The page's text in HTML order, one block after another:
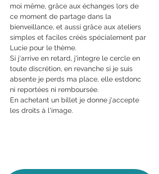
moi même, grâce aux échanges lors de
ce moment de partage dans la
bienveillance, et aussi grâce aux ateliers
simples et faciles créés spécialement par
Lucie pour le thème.
Si j'arrive en retard, j'integre le cercle en
toute discrétion, en revanche si je suis
absente je perds ma place, elle estdonc
ni reportées ni remboursée.
En achetant un billet je donne j'accepte
les droits à l'image.